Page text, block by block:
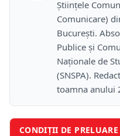
Științele
Comunicare)
București.
Publice și
Naţionale de
(SNSPA).
toamna anului
CONDIȚII DE PRELUARE